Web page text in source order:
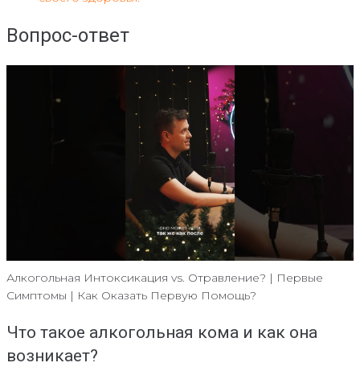
Вопрос-ответ
Алкогольная Интоксикация vs. Отравление? | Первые
Симптомы | Как Оказать Первую Помощь?
Что такое алкогольная кома и как она
возникает?